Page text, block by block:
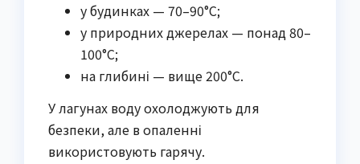
у будинках — 70–90°C;
у природних джерелах — понад 80–
100°C;
на глибині — вище 200°C.
У лагунах воду охолоджують для
безпеки, але в опаленні
використовують гарячу.